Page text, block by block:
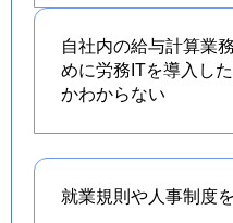
自社内の給与計算業
めに労務ITを導入し
かわからない
就業規則や人事制度を